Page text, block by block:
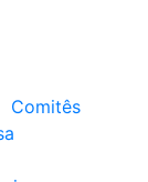
Comitês